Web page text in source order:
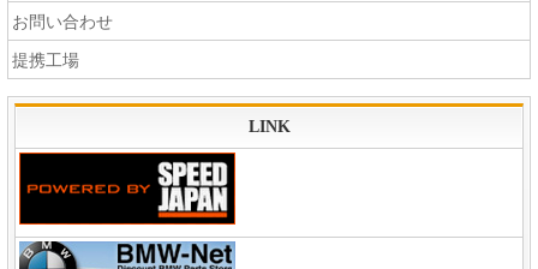
お問い合わせ
提携工場
LINK